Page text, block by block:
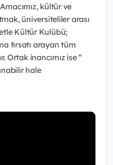
kültür ve
üniversiteliler arası
Kültür Kulübü;
fırsatı arayan tüm
Ortak inancımız ise “
hale